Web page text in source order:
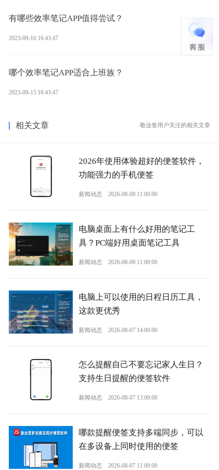
有哪些效率笔记APP值得尝试？
2023-09-16 16:43:47
哪个效率笔记APP适合上班族？
2023-09-15 16:43:47
相关文章 敬业签用户关注的相关文章
2026年使用体验超好的便签软件，
功能强力的手机便签
新闻动态 2026-08-09 11:00:00
电脑桌面上有什么好用的笔记工
具？PC端好用桌面笔记工具
新闻动态 2026-08-08 11:00:00
电脑上可以使用的日程日历工具，
这款更优秀
新闻动态 2026-08-07 14:00:00
怎么提醒自己不要忘记家人生日？
支持生日提醒的便签软件
新闻动态 2026-08-07 13:00:00
哪款提醒便签支持多端同步，可以
在多设备上同时使用的便签
新闻动态 2026-08-07 11:00:00